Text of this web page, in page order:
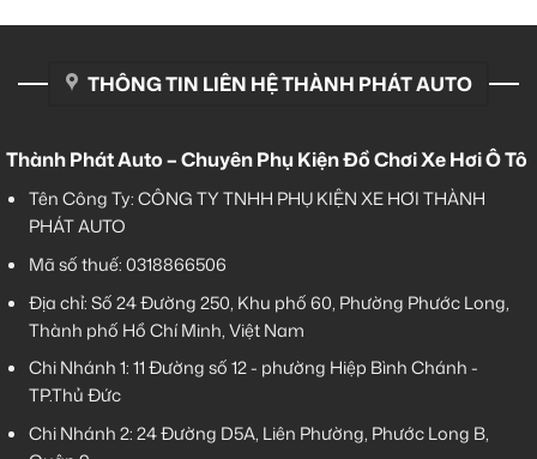
THÔNG TIN LIÊN HỆ THÀNH PHÁT AUTO
Thành Phát Auto – Chuyên Phụ Kiện Đồ Chơi Xe Hơi Ô Tô
Tên Công Ty: CÔNG TY TNHH PHỤ KIỆN XE HƠI THÀNH
PHÁT AUTO
Mã số thuế: 0318866506
Địa chỉ: Số 24 Đường 250, Khu phố 60, Phường Phước Long,
Thành phố Hồ Chí Minh, Việt Nam
Chi Nhánh 1:11 Đường số 12 - phường Hiệp Bình Chánh -
TP.Thủ Đức
Chi Nhánh 2:24 Đường D5A, Liên Phường, Phước Long B,